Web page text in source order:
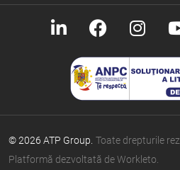
© 2026 ATP Group. Toate drepturile
Platformă dezvoltată de Workleto.